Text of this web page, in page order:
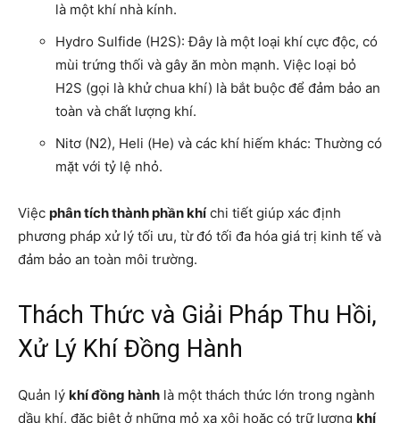
là một khí nhà kính.
Hydro Sulfide (H2S): Đây là một loại khí cực độc, có
mùi trứng thối và gây ăn mòn mạnh. Việc loại bỏ
H2S (gọi là khử chua khí) là bắt buộc để đảm bảo an
toàn và chất lượng khí.
Nitơ (N2), Heli (He) và các khí hiếm khác: Thường có
mặt với tỷ lệ nhỏ.
Việc phân tích thành phần khíchi tiết giúp xác định
phương pháp xử lý tối ưu, từ đó tối đa hóa giá trị kinh tế và
đảm bảo an toàn môi trường.
Thách Thức và Giải Pháp Thu Hồi,
Xử Lý Khí Đồng Hành
Quản lý khí đồng hành là một thách thức lớn trong ngành
dầu khí, đặc biệt ở những mỏ xa xôi hoặc có trữ lượng khí